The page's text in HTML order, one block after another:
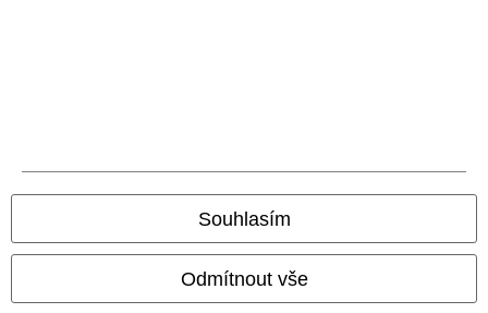
Souhlasím
Odmítnout vše
Ochrana osobních údajů
Likvidace odpadu a ochrana životního prostředí
Prohlášení o shodě